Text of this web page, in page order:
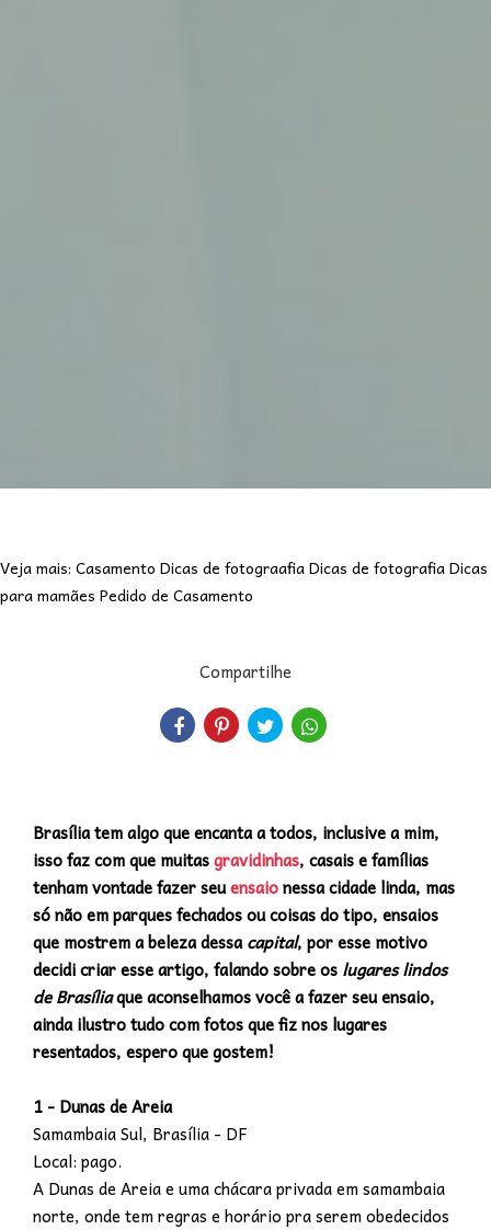
Veja mais: Casamento Dicas de fotograafiaDicas de fotografiaDicas
para mamães Pedido de Casamento
Compartilhe
Brasília tem algo que encanta a todos, inclusive a mim,
isso faz com que muitasgravidinhas, casais e famílias
tenham vontade fazer seuensaionessa cidade linda, mas
só não em parques fechados ou coisas do tipo, ensaios
que mostrem a beleza dessacapital, por esse motivo
decidi criar esse artigo, falando sobre os lugares lindos
de Brasíliaque aconselhamos você a fazer seu ensaio,
ainda ilustro tudo com fotos que fiz nos lugares
resentados, espero que gostem!
1 - Dunas de Areia
Samambaia Sul, Brasília - DF
Local: pago.
A Dunas de Areia e uma chácara privada em samambaia
norte, onde tem regras e horário pra serem obedecidos